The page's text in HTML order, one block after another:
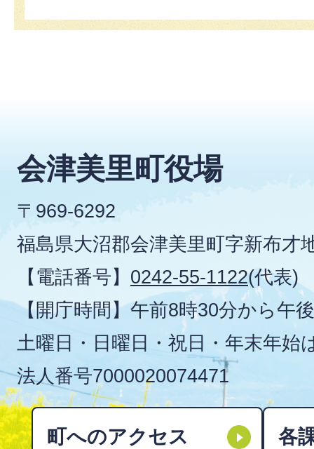
会津美里町役場
〒969-6292
福島県大沼郡会津美里町字新布才
【電話番号】 0242-55-1122(代表)
【開庁時間】午前8時30分から午
土曜日・日曜日・祝日・年末年始
法人番号7000020074471
町へのアクセス 各